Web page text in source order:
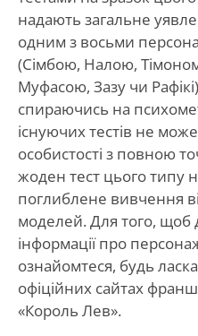
надають загальне
одним з восьми
(Сімбою, Налою,
Муфасою, Зазу чи
спираючись на
існуючих тестів не
особистості з повною
жоден тест цього типу
поглиблене вивчення
моделей. Для того, щоб
інформації про
ознайомтеся, будь
офіційних сайтах
«Король Лев».